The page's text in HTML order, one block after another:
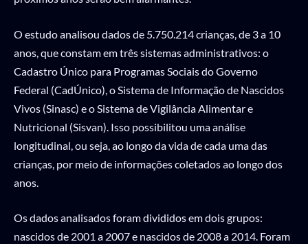
O estudo analisou dados de 5.750.214 crianças, de 3 a 10
anos, que constam em três sistemas administrativos: o
Cadastro Único para Programas Sociais do Governo
Federal (CadÚnico), o Sistema de Informação de Nascidos
Vivos (Sinasc) e o Sistema de Vigilância Alimentar e
Nutricional (Sisvan). Isso possibilitou uma análise
longitudinal, ou seja, ao longo da vida de cada uma das
crianças, por meio de informações coletados ao longo dos
anos.
Os dados analisados foram divididos em dois grupos:
nascidos de 2001 a 2007 e nascidos de 2008 a 2014. Foram